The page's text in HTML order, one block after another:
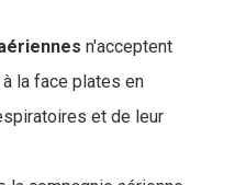
n'acceptent
la face plates en
et de leur